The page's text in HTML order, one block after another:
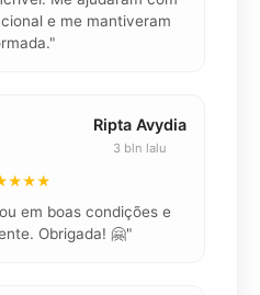
e me mantiveram
Ripta Avydia
3 bln lalu
em boas condições e
Obrigada! 🤗"